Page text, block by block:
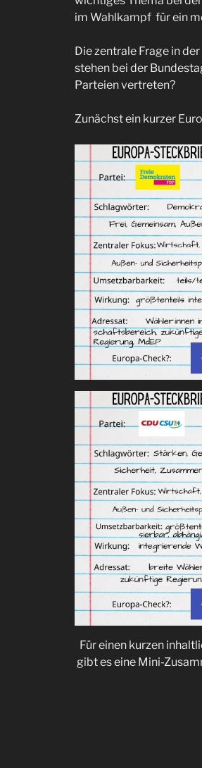
im Wahlkampf für ein
Die zentrale Frage in
stehen bei der
Parteien vertreten?
Zunächst ein kurzer
Für einen kurzen
gibt es eine Mini-